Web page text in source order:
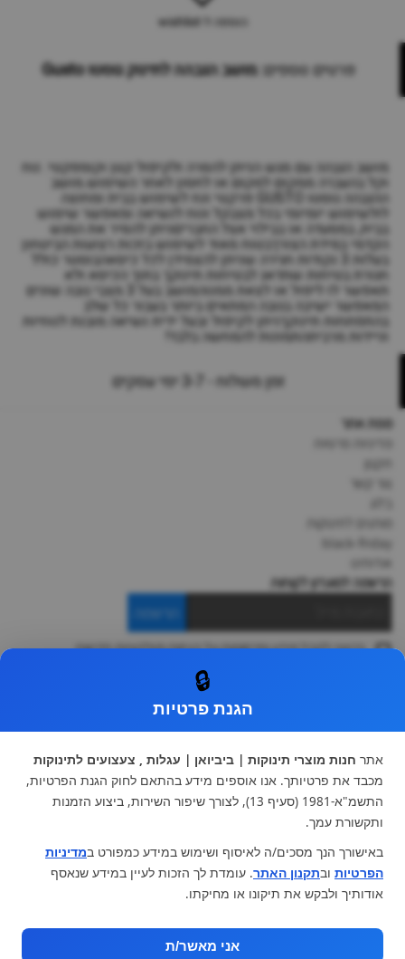
הוספה ל-wishlist
פרטים נוספים:מושב הגבהה לתינוק גוסטו Gusto
מושב הגבהה עם מגש הניתן להסרה ולקיפול קטן וקומפקטי. נוח
וקל בהעברה ממקום למקום או לחסון לאחר השימוש.מושב
ההגבהה גוסטו GUSTO פרקטי ונח לשימוש בבית ומחוצה
לולשימוש יומיומי בכל מצבקל ונוח לנשיאה ומאפשר שימוש
בבית, במסעדה או בבילוי אצל החבריםניתן להסיר את המגש
הקדמי במידת הצורךבטוח מאוד לשימוש בזכות רצועות הביטחון
בעלות 3 נקודות חגירה שניתן להצמידן לכל כיסאהבוסטר כולל
חגורת בטיחות שתדאג לבטיחות תינוקך בתוך הכיסא ולא
תאפשר לו ליפול או לצאת ממנוהמושב בעל 3 מצבי גובה שונים
המאפשר ישיבה בגובה המתאים ביותר בעבור כל שלב
בהתפתחות תינוקךניתן לקיפול ובעל ידית נשיאה מובנת לנוחיות
וניידות מרביתהתמונות להמחשה בלבד!
זמן משלוח - 3-7 ימי עסקים
מפת אתר
צור קשר
מותגים לתינוקות
black-friday
אודותינו
הרשמה למועדון לקוחות
הרשמה
ברצוני לקבל מידע ופרסומות על הנחות וקולקציות חדשות
עגלות וטיולונים
כיסא בטיחות ואביזרים
ריהוט לתינוקות
מצעים למיטת תינוק וטקסטיל
צעצועי ילדים
על גלגלים
הנקה והאכלה
מוצרי אמבטיה
מוזמנים לבקר אותנו:
🔒
הגנת פרטיות
אתר חנות מוצרי תינוקות | ביביואן | עגלות , צעצועים לתינוקות
מכבד את פרטיותך. אנו אוספים מידע בהתאם לחוק הגנת הפרטיות,
התשמ"א-1981 (סעיף 13), לצורך שיפור השירות, ביצוע הזמנות
ותקשורת עמך.
באישורך הנך מסכים/ה לאיסוף ושימוש במידע כמפורט במדיניות
הפרטיות ובתקנון האתר. עומדת לך הזכות לעיין במידע שנאסף
אודותיך ולבקש את תיקונו או מחיקתו.
אני מאשר/ת